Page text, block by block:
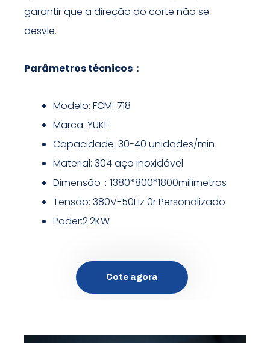
garantir que a direção do corte não se
desvie.
Parâmetros técnicos：
Modelo: FCM-718
Marca: YUKE
Capacidade: 30-40 unidades/min
Material: 304 aço inoxidável
Dimensão：1380*800*1800milímetros
Tensão: 380V-50Hz 0r Personalizado
Poder:2.2KW
Cote agora